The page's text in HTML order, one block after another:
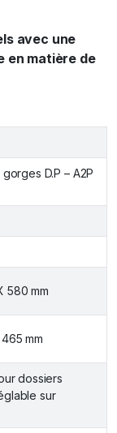
avec une
en matière de
D.P – A2P
580 mm
mm
dossiers
sur